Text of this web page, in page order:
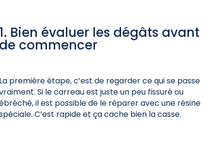
Bien évaluer les dégâts avant
commencer
première étape, c’est de regarder ce qui se passe
Si le carreau est juste un peu fissuré ou
il est possible de le réparer avec une résine
C’est rapide et ça cache bien la casse.